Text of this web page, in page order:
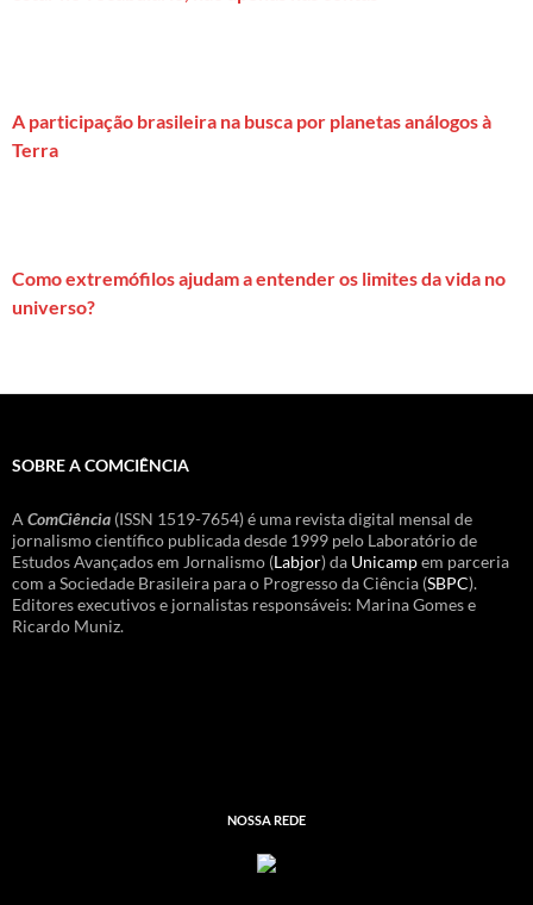
A participação brasileira na busca por planetas análogos à
Terra
Como extremófilos ajudam a entender os limites da vida no
universo?
SOBRE A COMCIÊNCIA
A ComCiência (ISSN 1519-7654) é uma revista digital mensal de
jornalismo científico publicada desde 1999 pelo Laboratório de
Estudos Avançados em Jornalismo (Labjor) da Unicampem parceria
com a Sociedade Brasileira para o Progresso da Ciência (SBPC).
Editores executivos e jornalistas responsáveis: Marina Gomes e
Ricardo Muniz.
NOSSA REDE